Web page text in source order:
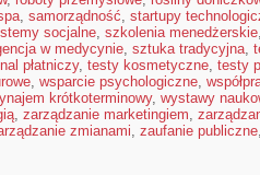
, samorządność, startupy
socjalne, szkolenia menedżerskie
w medycynie, sztuka tradycyjna,
płatniczy, testy kosmetyczne, testy
, wsparcie psychologiczne,
krótkoterminowy, wystawy
, zarządzanie marketingiem,
zmianami, zaufanie publiczne